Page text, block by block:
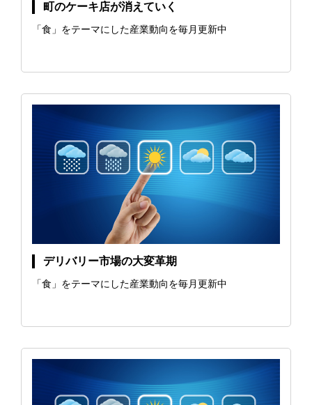
町のケーキ店が消えていく
「食」をテーマにした産業動向を毎月更新中
デリバリー市場の大変革期
「食」をテーマにした産業動向を毎月更新中